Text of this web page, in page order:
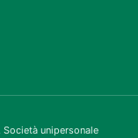
Società unipersonale